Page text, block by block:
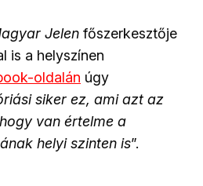
Jelen főszerkesztője
is a helyszínen
oldalán úgy
siker ez, ami azt az
van értelme a
helyi szinten is”.